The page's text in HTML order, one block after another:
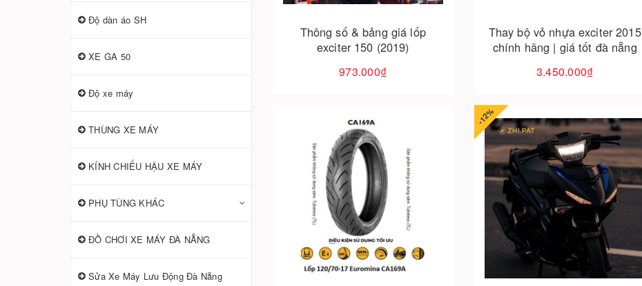
Thông số & bảng giá lốp
exciter 150 (2019)
973.000₫
Thay bộ vỏ nhựa exciter 2015
chính hãng | giá tốt đà nẵng
3.450.000₫
Cho vào giỏ hàng
-12%
Cho vào giỏ hàng
Độ dàn áo SH
XE GA 50
Độ xe máy
THÙNG XE MÁY
KÍNH CHIẾU HẬU XE MÁY
PHỤ TÙNG KHÁC
ĐỒ CHƠI XE MÁY ĐÀ NẴNG
Sửa Xe Máy Lưu Động Đà Nẵng